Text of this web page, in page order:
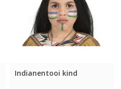
Indianentooi kind